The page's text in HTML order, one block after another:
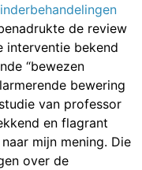
de review
interventie bekend
“bewezen
bewering
van professor
en flagrant
mijn mening. Die
over de